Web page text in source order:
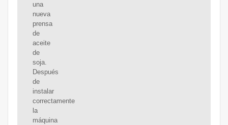
una
nueva
prensa
de
aceite
de
soja.
Después
de
instalar
correctamente
la
máquina